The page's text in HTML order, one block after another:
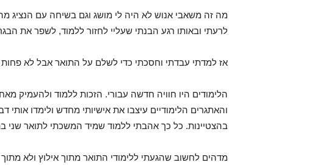
מה זה משאבי אנוש לא היה לי מושג וגם בשיחה עם
לרעתי ובאותו רגע הבנתי שעליי לחזור ללמוד, לשפר את
אז למדתי עבדתי וחסכתי כדי לשלם על התואר אבל לא
הלימודים היו חוויה חדשה עבורי. הזכות ללמוד ולהעמיק
והאתגרים הלימודיים עיצבו את אישיותי מחדש ולימדו
בהצטיינות. כל כך אהבתי ללמוד שמיד המשכתי לתואר שני
מדהים לחשוב שהגעתי ללימודי התואר מתוך אילוץ ולא